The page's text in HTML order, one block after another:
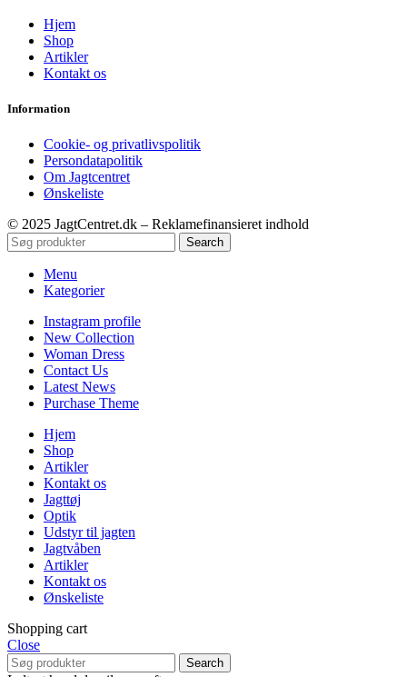
Hjem
Shop
Artikler
Kontakt os
Information
Cookie- og privatlivspolitik
Persondatapolitik
Om Jagtcentret
Ønskeliste
© 2025 JagtCentret.dk – Reklamefinansieret indhold
Search
Menu
Kategorier
Instagram profile
New Collection
Woman Dress
Contact Us
Latest News
Purchase Theme
Hjem
Shop
Artikler
Kontakt os
Jagttøj
Optik
Udstyr til jagten
Jagtvåben
Artikler
Kontakt os
Ønskeliste
Shopping cart
Close
Search